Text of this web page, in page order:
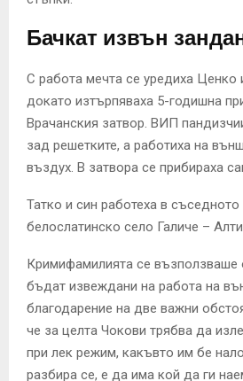
Бачкат извън
С работа мечта се уредиха Ценко
докато изтърпяваха 5-годишна
Врачанския затвор. ВИП
зад решетките, а работиха на
въздух. В затвора се прибираха
Татко и син работеха в
белослатинско село Галиче –
Кримифамилията се възползваше
бъдат извеждани на работа на
благодарение на две важни
че за целта Чокови трябва да
при лек режим, какъвто им бе
разбира се, е да има кой да ги